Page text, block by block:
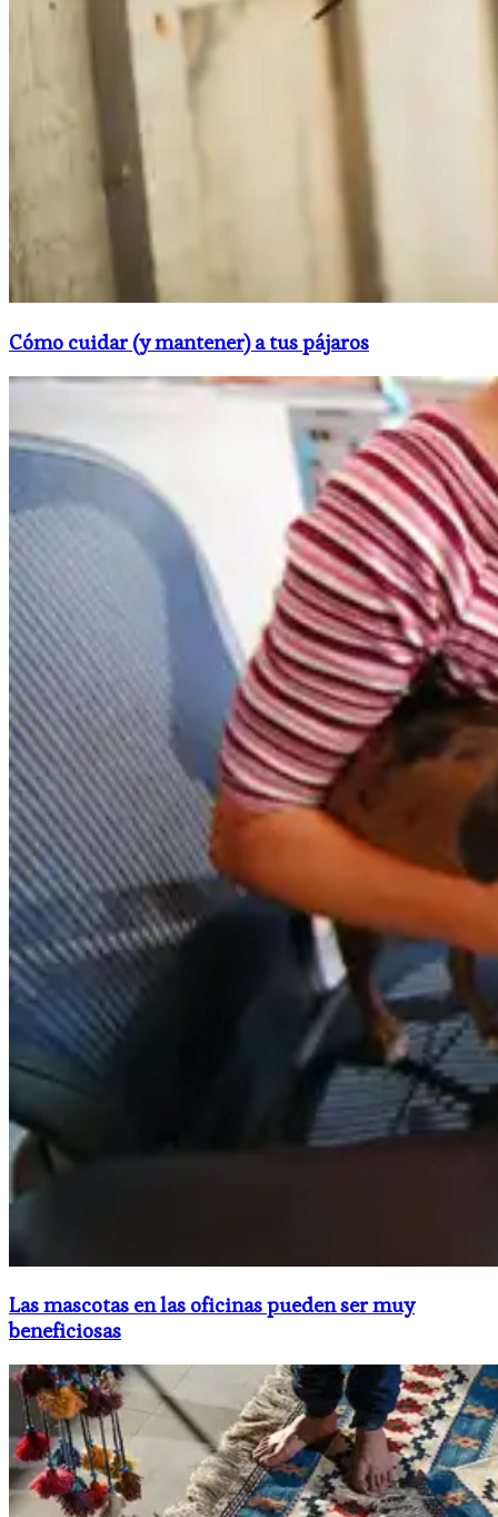
Cómo cuidar (y mantener) a tus pájaros
Las mascotas en las oficinas pueden ser muy
beneficiosas